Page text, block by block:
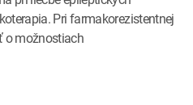
Pri farmakorezistentnej
o možnostiach